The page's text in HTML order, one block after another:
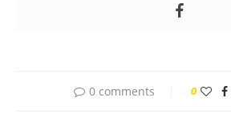
0 comments 0